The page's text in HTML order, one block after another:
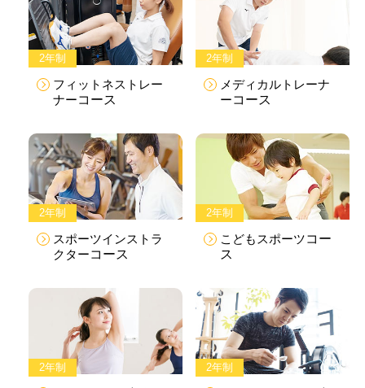
2年制
フィットネストレー
ナーコース
2年制
メディカルトレーナ
ーコース
2年制
スポーツインストラ
クターコース
2年制
こどもスポーツコー
ス
2年制 2年制